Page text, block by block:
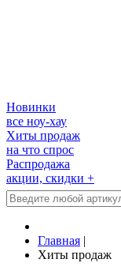
Новинки
все ноу-хау
Хиты продаж
на что спрос
Распродажа
акции, скидки +
Главная |
Хиты продаж